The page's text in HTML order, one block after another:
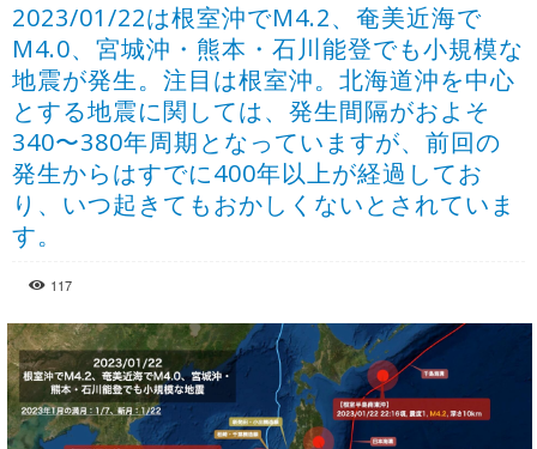
2023/01/22は根室沖でM4.2、奄美近海で
M4.0、宮城沖・熊本・石川能登でも小規模な
地震が発生。注目は根室沖。北海道沖を中心
とする地震に関しては、発生間隔がおよそ
340〜380年周期となっていますが、前回の
発生からはすでに400年以上が経過してお
り、いつ起きてもおかしくないとされていま
す。
117